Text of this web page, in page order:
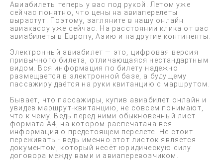
Авиабилеты теперь у вас под рукой. Летом уже
сейчас понятно, что цены на авиаперелеты
вырастут. Поэтому, загляните в нашу онлайн
авиакассу уже сейчас. На расстоянии клика от вас
авиабилеты в Европу, Азию и на другие континенты.
Электронный авиабилет — это, цифровая версия
привычного билета, отличающаяся нестандартным
видом. Вся информация по билету надежно
размещается в электронной базе, а будущему
пассажиру даётся на руки квитанцию с маршрутом.
Бывает, что пассажиры, купив авиабилет онлайн и
увидев маршрут-квитанцию, не совсем понимают,
что к чему. Ведь перед ними обыкновенный лист
формата А4, на котором распечатана вся
информация о предстоящем перелете. Не стоит
переживать - ведь именно этот листок является
документом, который несёт юридическую силу
договора между вами и авиаперевозчиком.